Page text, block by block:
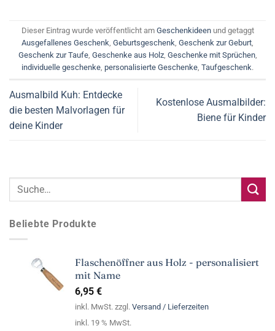
Dieser Eintrag wurde veröffentlicht am Geschenkideenund getaggt
Ausgefallenes Geschenk, Geburtsgeschenk, Geschenk zur Geburt,
Geschenk zur Taufe, Geschenke aus Holz, Geschenke mit Sprüchen,
individuelle geschenke, personalisierte Geschenke, Taufgeschenk.
Ausmalbild Kuh: Entdecke
die besten Malvorlagen für
deine Kinder
Kostenlose Ausmalbilder:
Biene für Kinder
Beliebte Produkte
Flaschenöffner aus Holz - personalisiert
mit Name
6,95 €
inkl. MwSt. zzgl. Versand / Lieferzeiten
inkl. 19 % MwSt.